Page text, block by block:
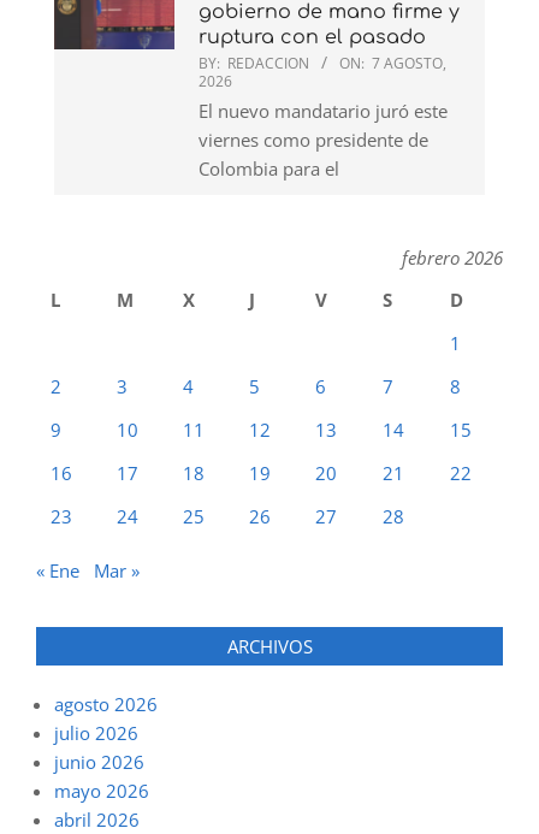
gobierno de mano firme y
ruptura con el pasado
BY: REDACCION ON: 7 AGOSTO,
2026
El nuevo mandatario juró este
viernes como presidente de
Colombia para el
febrero 2026
L
M X J V S
D
1
2
3 4 5 6 7
8
9
10 11 12 13 14
15
16
17 18 19 20 21
22
23
24 25 26 27 28
« Ene Mar »
ARCHIVOS
agosto 2026
julio 2026
junio 2026
mayo 2026
abril 2026